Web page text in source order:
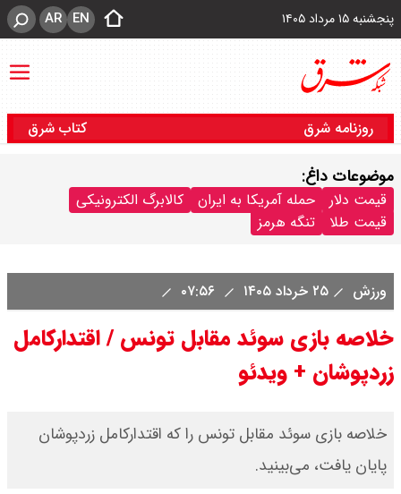
پنجشنبه ۱۵ مرداد ۱۴۰۵ EN
AR
روزنامه شرق کتاب شرق
موضوعات داغ:
قیمت دلار حمله آمریکا به ایران
کالابرگ الکترونیکی
قیمت طلا
تنگه هرمز
ورزش ۲۵ خرداد ۱۴۰۵
خلاصه بازی سوئد مقابل تونس / اقتدارکامل
زردپوشان + ویدئو
خلاصه بازی سوئد مقابل تونس را که اقتدارکامل زردپوشان
پایان یافت، می‌بینید.